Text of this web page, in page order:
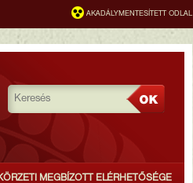
AKADÁLYMENTESÍTETT ODLAL
MEGBÍZOTT ELÉRHETŐSÉGE